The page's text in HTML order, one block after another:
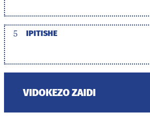
5 IPITISHE
VIDOKEZO ZAIDI